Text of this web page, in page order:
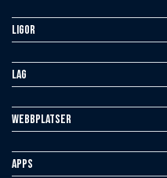
Ligor
Lag
Webbplatser
Apps